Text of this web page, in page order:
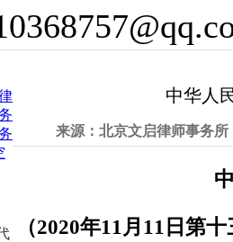
中华人
来源：北京文启律师事务
（2020年11月11日第